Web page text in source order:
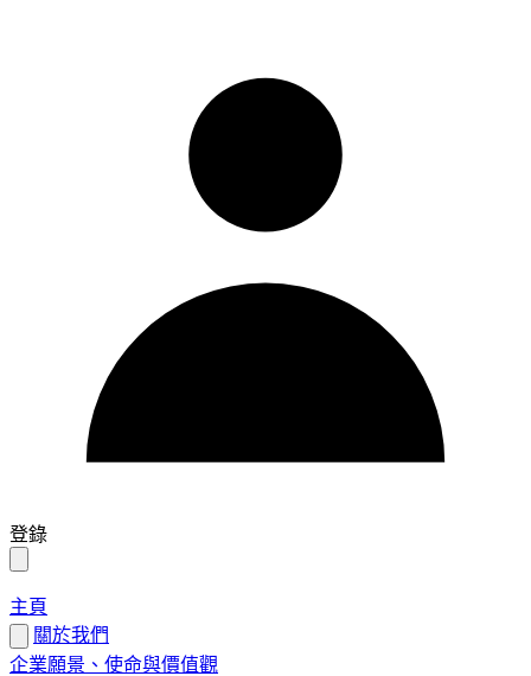
登錄
主頁
關於我們
企業願景、使命與價值觀